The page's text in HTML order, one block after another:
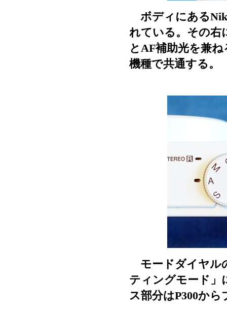
ボディにある
れている。その右
とAF補助光を兼
機種で共通する。
モードダイヤル
ティングモード」
ス部分はP300か